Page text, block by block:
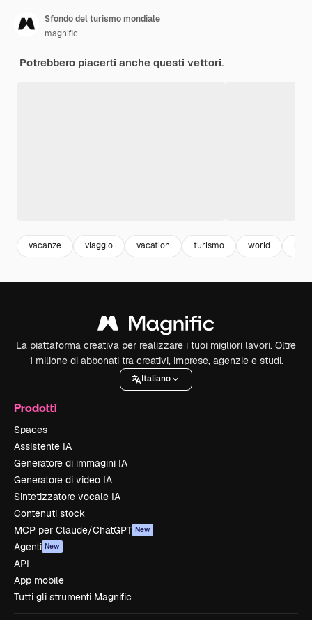
Sfondo del turismo mondiale
magnific
Potrebbero piacerti anche questi vettori.
vacanze viaggio vacation turismo world
La piattaforma creativa per realizzare i tuoi migliori lavori. Oltre
1 milione di abbonati tra creativi, imprese, agenzie e studi.
Italiano
Prodotti
Spaces
Assistente IA
Generatore di immagini IA
Generatore di video IA
Sintetizzatore vocale IA
Contenuti stock
MCP per Claude/ChatGPT New
Agenti New
API
App mobile
Tutti gli strumenti Magnific